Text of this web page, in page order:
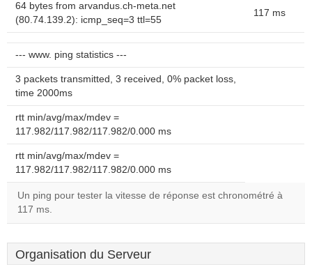
64 bytes from arvandus.ch-meta.net
(80.74.139.2): icmp_seq=3 ttl=55
117 ms
--- www. ping statistics ---
3 packets transmitted, 3 received, 0% packet loss,
time 2000ms
rtt min/avg/max/mdev =
117.982/117.982/117.982/0.000 ms
rtt min/avg/max/mdev =
117.982/117.982/117.982/0.000 ms
Un ping pour tester la vitesse de réponse est chronométré à
117 ms.
Organisation du Serveur